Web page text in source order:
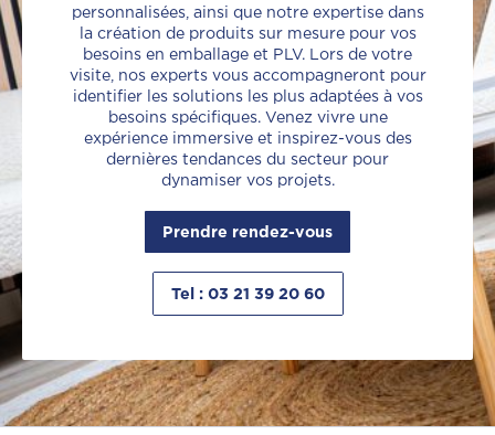
personnalisées, ainsi que notre expertise dans
la création de produits sur mesure pour vos
besoins en emballage et PLV. Lors de votre
visite, nos experts vous accompagneront pour
identifier les solutions les plus adaptées à vos
besoins spécifiques. Venez vivre une
expérience immersive et inspirez-vous des
dernières tendances du secteur pour
dynamiser vos projets.
Prendre rendez-vous
Tel : 03 21 39 20 60